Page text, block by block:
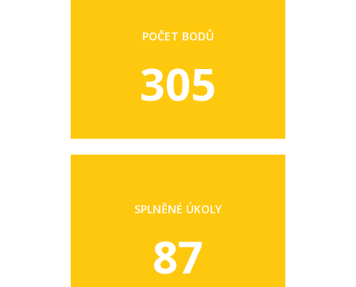
POČET BODŮ
305
SPLNĚNÉ ÚKOLY
87